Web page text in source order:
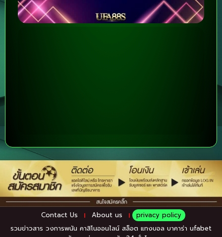
Contact Us About us
privacy policy
รวมข่าวสาร วงการพนัน คาสิโนออนไลน์ สล็อต แทงบอล บาคาร่า ufabet